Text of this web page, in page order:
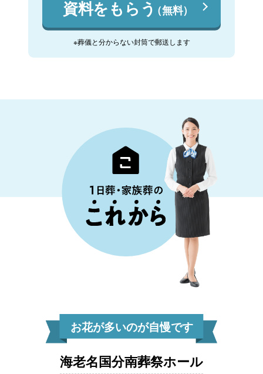
資料をもらう（無料）
※葬儀と分からない封筒で郵送します
お花が多いのが自慢です
海老名国分南葬祭ホール